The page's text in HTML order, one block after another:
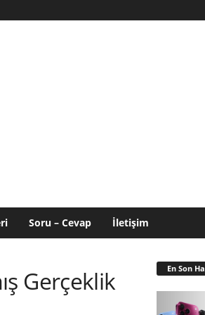
Soru – Cevap İletişim
Gerçeklik
En Son